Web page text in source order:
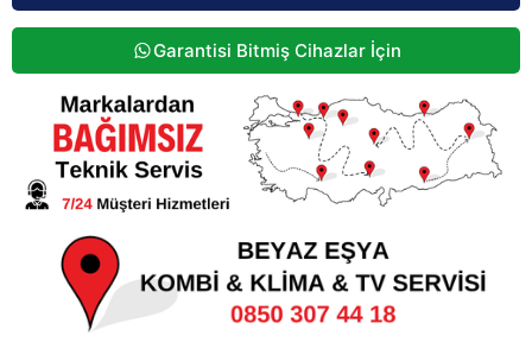
Garantisi Bitmiş Cihazlar İçin